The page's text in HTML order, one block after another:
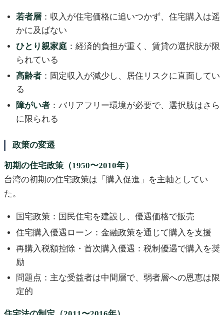
若者層 ：収入が住宅価格に追いつかず、住宅購入は遥
かに及ばない
ひとり親家庭 ：経済的負担が重く、賃貸の選択肢が限
られている
高齢者 ：固定収入が減少し、居住リスクに直面してい
る
障がい者 ：バリアフリー環境が必要で、選択肢はさら
に限られる
政策の変遷
初期の住宅政策（1950〜2010年）
台湾の初期の住宅政策は「購入促進」を主軸としてい
た。
国宅政策：国民住宅を建設し、優遇価格で販売
住宅購入優遇ローン：金融政策を通じて購入を支援
再購入税額控除・首次購入優遇：税制優遇で購入を奨
励
問題点：主な受益者は中間層で、弱者層への恩恵は限
定的